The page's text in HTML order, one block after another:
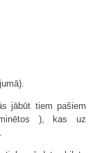
jābūt tiem pašiem
minētos ), kas uz